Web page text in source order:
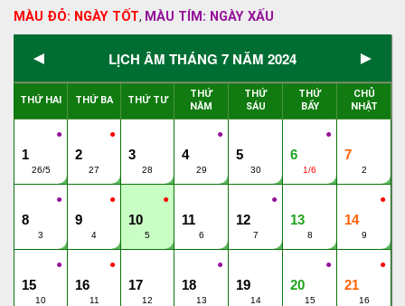
MÀU ĐỎ: NGÀY TỐT, MÀU TÍM: NGÀY XẤU
◄ LỊCH ÂM THÁNG 7 NĂM 2024 ►
THỨ HAI THỨ BA THỨ TƯ
THỨ
NĂM
THỨ
SÁU
THỨ
BẨY
CHỦ
NHẬT
●
1
26/5
●
2
27
3
28
●
4
29
5
30
●
6
1/6
7
2
●
8
3
●
9
4
●
10
5
11
6
●
12
7
13
8
●
14
9
●
15
10
●
16
11
17
12
●
18
13
19
14
●
20
15
●
21
16